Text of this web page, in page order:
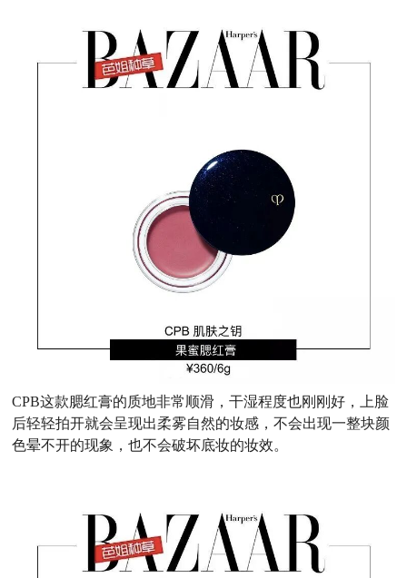
CPB这款腮红膏的质地非常顺滑，干湿程度也刚刚好，上脸
后轻轻拍开就会呈现出柔雾自然的妆感，不会出现一整块颜
色晕不开的现象，也不会破坏底妆的妆效。